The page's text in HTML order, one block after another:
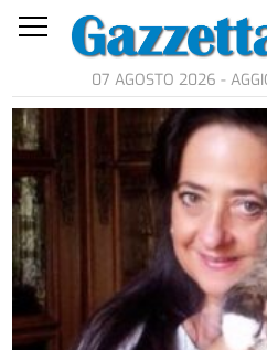
07 AGOSTO 2026 -